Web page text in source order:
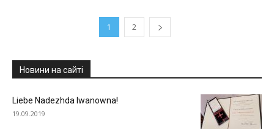
1 2
Новини на сайті
Liebe Nadezhda Iwanowna!
19.09.2019